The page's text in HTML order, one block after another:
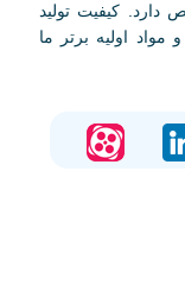
دارد. کیفیت تولید
اولیه برتر ما